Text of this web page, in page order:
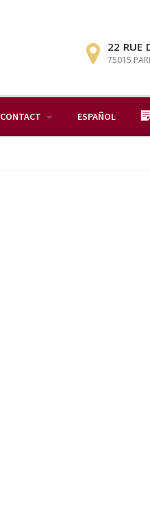
22 RUE
75015
CONTACT ESPAÑOL